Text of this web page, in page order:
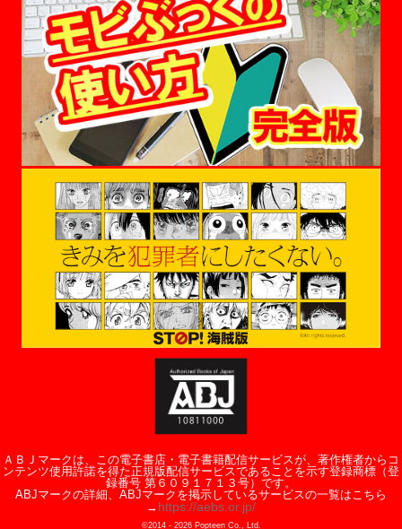
ＡＢＪマークは、この電子書店・電子書籍配信サービスが、著作権者からコ
ンテンツ使用許諾を得た正規版配信サービスであることを示す登録商標（登
録番号 第６０９１７１３号）です。
ABJマークの詳細、ABJマークを掲示しているサービスの一覧はこちら
→ https://aebs.or.jp/
©2014 - 2026Popteen Co., Ltd.